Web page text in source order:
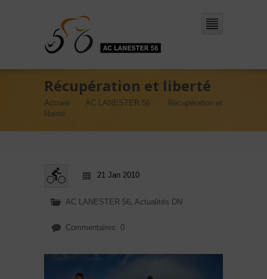
Récupération et liberté
Accueil AC LANESTER 56
Récupération et
liberté
21 Jan 2010
AC LANESTER 56, Actualités DN
Commentaires: 0